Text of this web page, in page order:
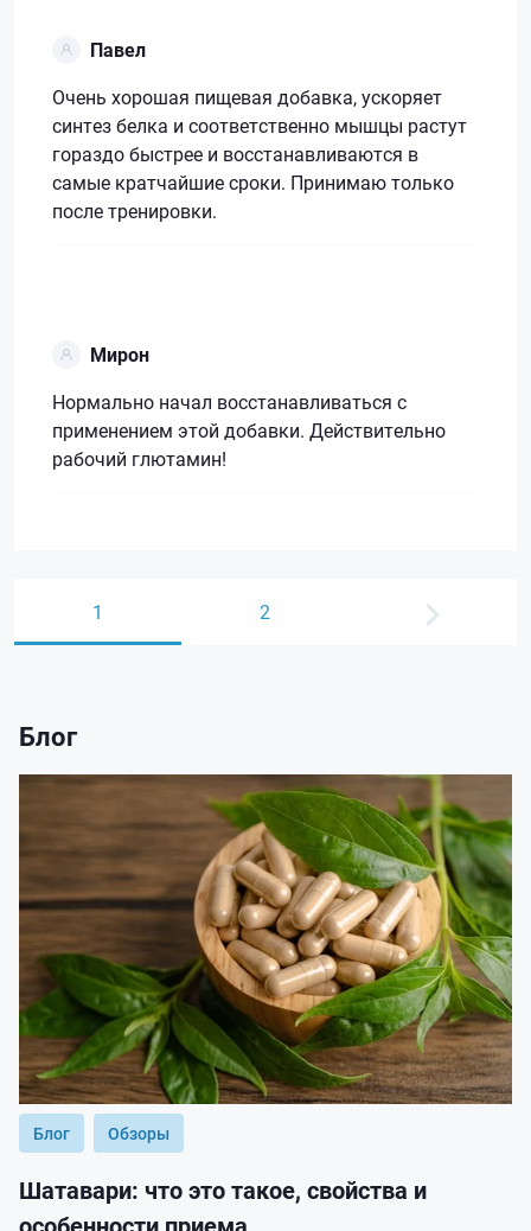
Павел
Очень хорошая пищевая добавка, ускоряет
синтез белка и соответственно мышцы растут
гораздо быстрее и восстанавливаются в
самые кратчайшие сроки. Принимаю только
после тренировки.
Мирон
Нормально начал восстанавливаться с
применением этой добавки. Действительно
рабочий глютамин!
1 2
Блог
Блог Обзоры
Шатавари: что это такое, свойства и
особенности приема